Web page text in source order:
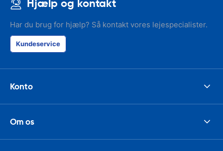
Hjælp og kontakt
Har du brug for hjælp? Så kontakt vores lejespecialister.
Kundeservice
Konto
Om os